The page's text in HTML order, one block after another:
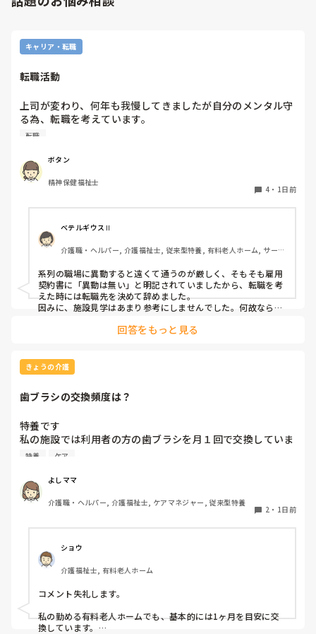
キャリア・転職
転職活動
上司が変わり、何年も我慢してきましたが自分のメンタル守
る為、転職を考えています。
納得できる仕事に出会うまでの間
②系列の他職場に移動する
皆さんならどうしますか？
転職
ボタン
精神保健福祉士
4 ・ 1日前
ベテルギウスⅡ
介護職・ヘルパー, 介護福祉士, 従来型特養, 有料老人ホーム, サービ
ット型特養
系列の職場に異動すると遠くて通うのが厳しく、そもそも雇用
契約書に「異動は無い」と明記されていましたから、転職を考
えた時には転職先を決めて辞めました。
因みに、施設見学はあまり参考にしませんでした。何故なら、
断出来ないからです。職場の人間関係は働いてみないと分かり
回答をもっと見る
きょうの介護
歯ブラシの交換頻度は？
特養です
私の施設では利用者の方の歯ブラシを月１回で交換していま
す、みなさんのところはどれくらいの頻度で交換されていま
特養 ケア
よしママ
介護職・ヘルパー, 介護福祉士, ケアマネジャー, 従来型特養
2 ・ 1日前
ショウ
介護福祉士, 有料老人ホーム
コメント失礼します。
私の勤める有料老人ホームでも、基本的には1ヶ月を目安に交
換しています。